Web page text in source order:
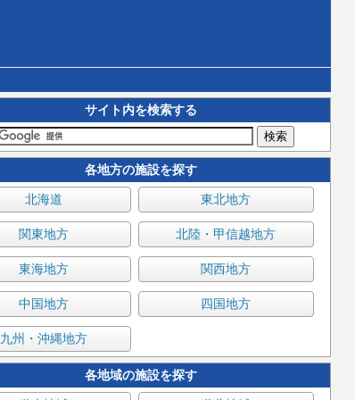
サイト内を検索する
各地方の施設を探す
北海道 東北地方
関東地方 北陸・甲信越地方
東海地方 関西地方
中国地方 四国地方
九州・沖縄地方
各地域の施設を探す